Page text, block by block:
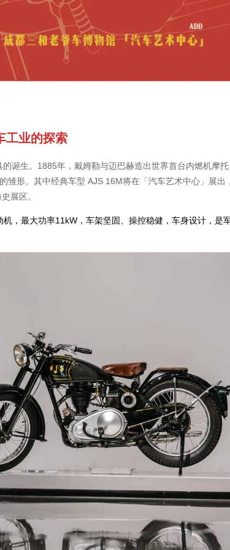
工业的探索
诞生。1885年，戴姆勒与迈巴赫造出世界首台内燃机摩托
雏形。其中经典车型 AJS 16M将在「汽车艺术中心」展出
展区。
，最大功率11kW，车架坚固、操控稳健，车身设计，是